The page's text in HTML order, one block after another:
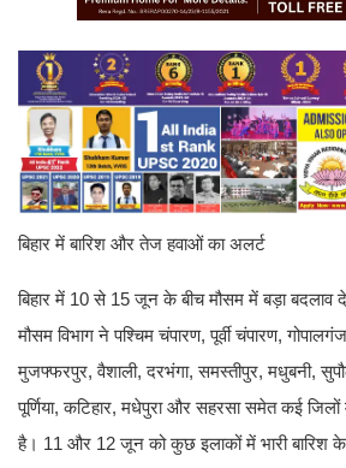
बिहार में बारिश और तेज हवाओं का अलर्ट
बिहार में 10 से 15 जून के बीच मौसम में बड़ा
मौसम विभाग ने पश्चिम चंपारण, पूर्वी चंपारण,
मुजफ्फरपुर, वैशाली, दरभंगा, समस्तीपुर, मधुबनी,
पूर्णिया, कटिहार, मधेपुरा और सहरसा समेत कई जिलों
है। 11 और 12 जून को कुछ इलाकों में भारी बारिश